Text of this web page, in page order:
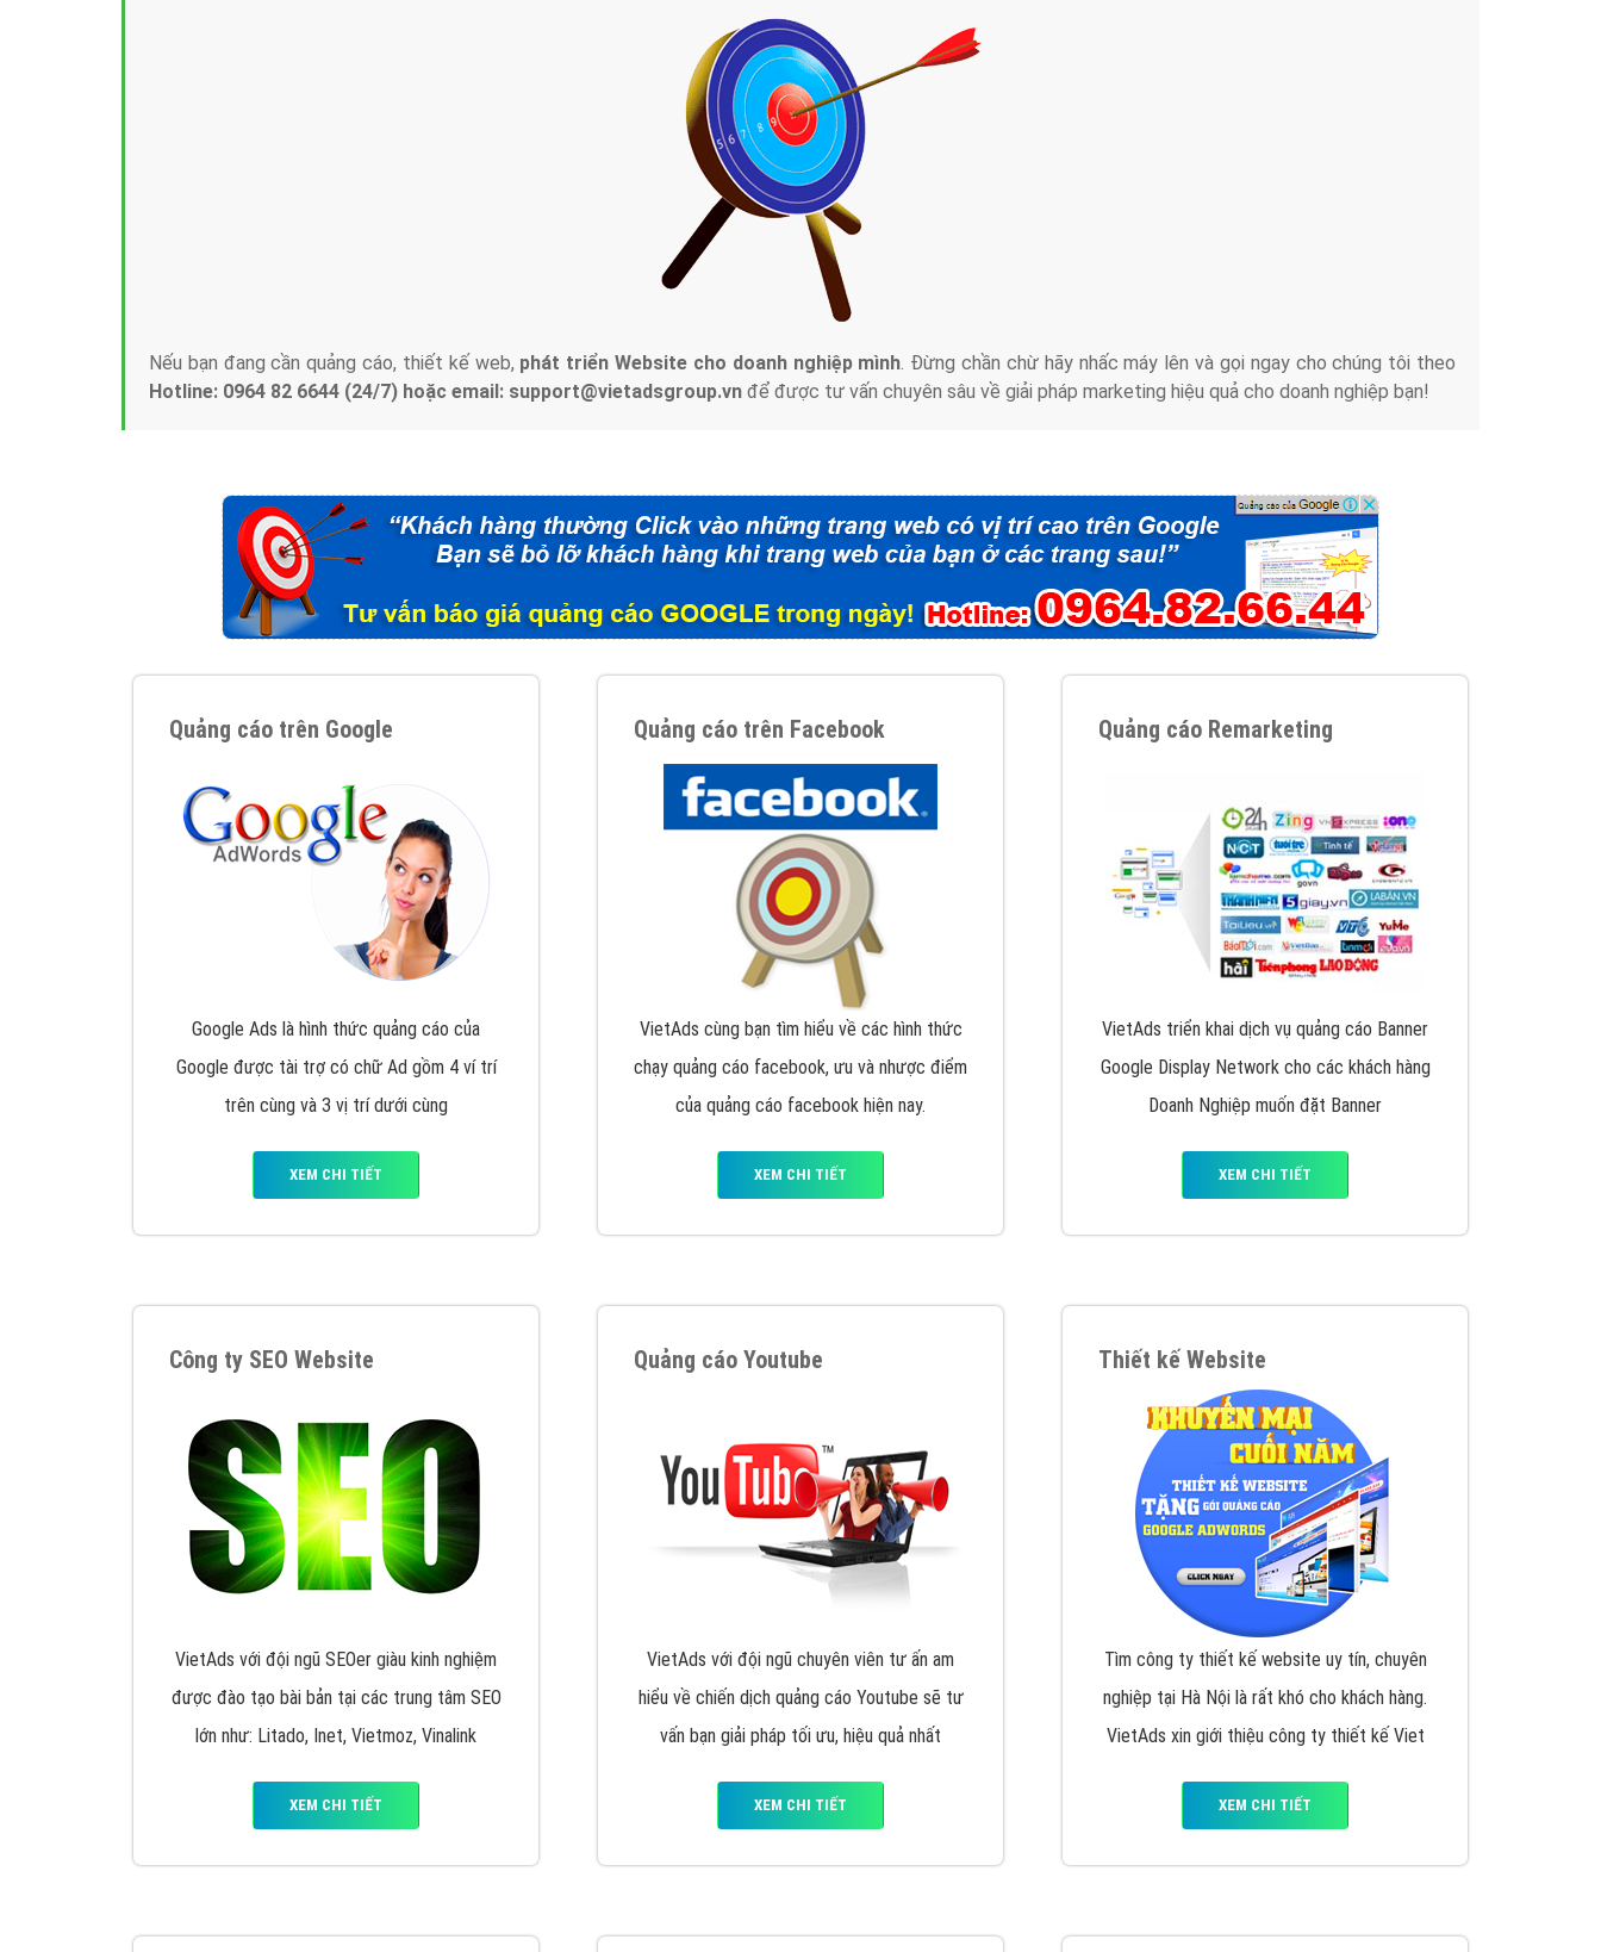
Nếu bạn đang cần quảng cáo, thiết kế web, phát triển Website cho doanh nghiệp mình . Đừng chần chừ hãy nhấc máy lên và gọi ngay cho chúng tôi theo
Hotline: 0964 82 6644 (24/7) hoặc email: support@vietadsgroup.vn để được tư vấn chuyên sâu về giải pháp marketing hiệu quả cho doanh nghiệp bạn!
Quảng cáo trên Google
Google Ads là hình thức quảng cáo của
Google được tài trợ có chữ Ad gồm 4 ví trí
trên cùng và 3 vị trí dưới cùng
XEM CHI TIẾT
Quảng cáo trên Facebook
VietAds cùng bạn tìm hiểu về các hình thức
chạy quảng cáo facebook, ưu và nhược điểm
của quảng cáo facebook hiện nay.
XEM CHI TIẾT
Quảng cáo Remarketing
VietAds triển khai dịch vụ quảng cáo Banner
Google Display Network cho các khách hàng
Doanh Nghiệp muốn đặt Banner
XEM CHI TIẾT
Công ty SEO Website
VietAds với đội ngũ SEOer giàu kinh nghiệm
được đào tạo bài bản tại các trung tâm SEO
lớn như: Litado, Inet, Vietmoz, Vinalink
XEM CHI TIẾT
Quảng cáo Youtube
VietAds với đội ngũ chuyên viên tư ấn am
hiểu về chiến dịch quảng cáo Youtube sẽ tư
vấn bạn giải pháp tối ưu, hiệu quả nhất
XEM CHI TIẾT
Thiết kế Website
Tìm công ty thiết kế website uy tín, chuyên
nghiệp tại Hà Nội là rất khó cho khách hàng.
VietAds xin giới thiệu công ty thiết kế Viet
XEM CHI TIẾT